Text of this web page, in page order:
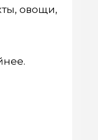
овощи,